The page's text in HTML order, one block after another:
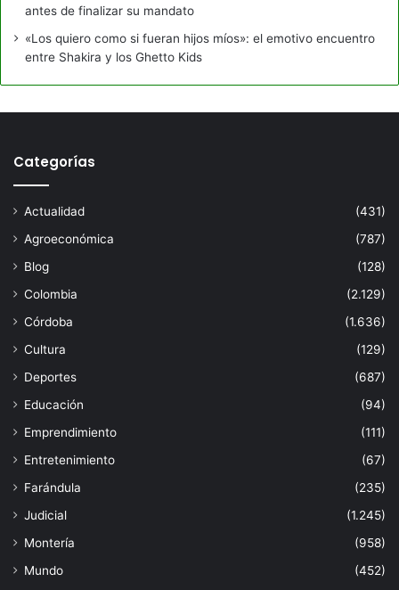
antes de finalizar su mandato
«Los quiero como si fueran hijos míos»: el emotivo encuentro
entre Shakira y los Ghetto Kids
Categorías
Actualidad
(431)
Agroeconómica
(787)
Blog
(128)
Colombia
(2.129)
Córdoba
(1.636)
Cultura
(129)
Deportes
(687)
Educación
(94)
Emprendimiento
(111)
Entretenimiento
(67)
Farándula
(235)
Judicial
(1.245)
Montería
(958)
Mundo
(452)